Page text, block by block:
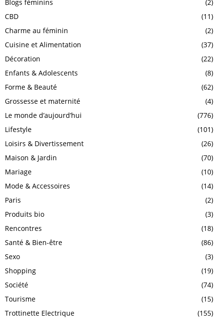
Blogs féminins
(2)
CBD
(11)
Charme au féminin
(2)
Cuisine et Alimentation
(37)
Décoration
(22)
Enfants & Adolescents
(8)
Forme & Beauté
(62)
Grossesse et maternité
(4)
Le monde d’aujourd’hui
(776)
Lifestyle
(101)
Loisirs & Divertissement
(26)
Maison & Jardin
(70)
Mariage
(10)
Mode & Accessoires
(14)
Paris
(2)
Produits bio
(3)
Rencontres
(18)
Santé & Bien-être
(86)
Sexo
(3)
Shopping
(19)
Société
(74)
Tourisme
(15)
Trottinette Electrique
(155)